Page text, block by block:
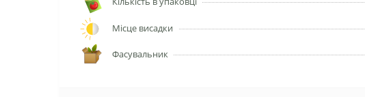
Місце висадки
Фасувальник